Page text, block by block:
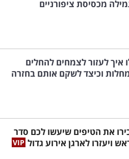
מכסיסת ציפורניים
איך לעזור לצמחים להחלים
וכיצד לשקם אותם בחזרה
את הטיפים שיעשו לכם סדר
ויעזרו לארגן אירוע גדול